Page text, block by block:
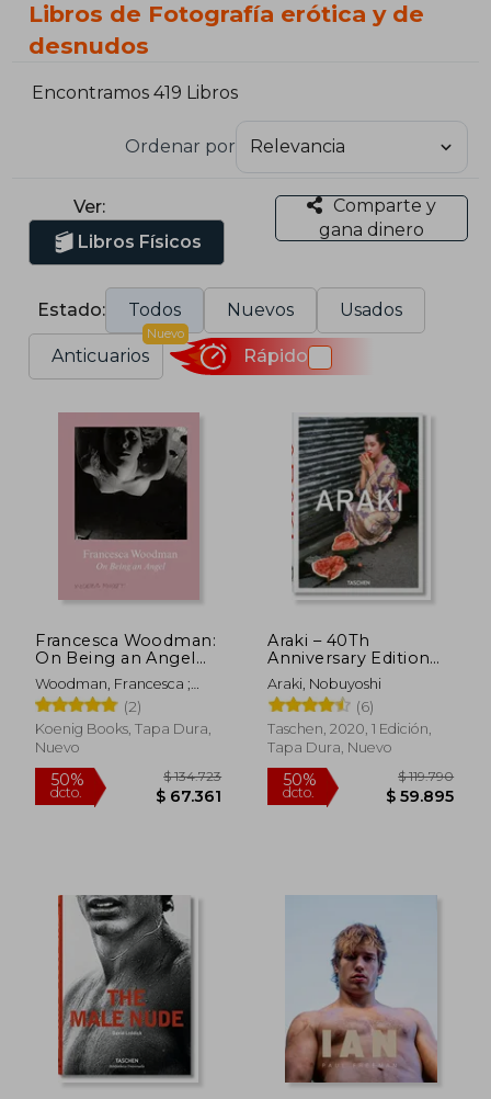
Libros de Fotografía erótica y de
desnudos
Encontramos 419 Libros
Ordenar por
Ver:
Libros Físicos
Comparte y
gana dinero
Estado: Todos Nuevos Usados
Anticuarios
Nuevo
Rápido
Francesca Woodman:
On Being an Angel
(en Inglés)
Woodman, Francesca ;
Tellgren, Anna ; Tellgren,
Anna
(2)
Koenig Books, Tapa Dura,
Nuevo
50%
dcto. $ 67.361
Araki – 40Th
Anniversary Edition
(Trilingüe) (en Inglés)
Araki, Nobuyoshi
(6)
Taschen, 2020, 1 Edición,
Tapa Dura, Nuevo
50%
dcto.